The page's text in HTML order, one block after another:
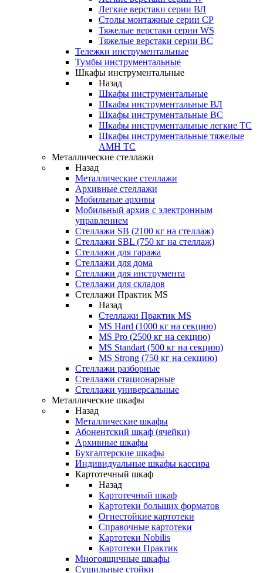
Легкие верстаки серии ВЛ
Столы монтажные серии СР
Тяжелые верстаки серии WS
Тяжелые верстаки серии ВС
Тележки инструментальные
Тумбы инструментальные
Шкафы инструментальные
Назад
Шкафы инструментальные
Шкафы инструментальные ВЛ
Шкафы инструментальные ВС
Шкафы инструментальные легкие ТС
Шкафы инструментальные тяжелые
AMH TC
Металлические стеллажи
Назад
Металлические стеллажи
Архивные стеллажи
Мобильные архивы
Мобильный архив с электронным
управлением
Стеллажи SB (2100 кг на стеллаж)
Стеллажи SBL (750 кг на стеллаж)
Стеллажи для гаража
Стеллажи для дома
Стеллажи для инструмента
Стеллажи для складов
Стеллажи Практик MS
Назад
Стеллажи Практик MS
MS Hard (1000 кг на секцию)
MS Pro (2500 кг на секцию)
MS Standart (500 кг на секцию)
MS Strong (750 кг на секцию)
Стеллажи разборные
Стеллажи стационарные
Стеллажи универсальные
Металлические шкафы
Назад
Металлические шкафы
Абонентский шкаф (ячейки)
Архивные шкафы
Бухгалтерские шкафы
Индивидуальные шкафы кассира
Картотечный шкаф
Назад
Картотечный шкаф
Картотеки больших форматов
Огнестойкие картотеки
Справочные картотеки
Картотеки Nobilis
Картотеки Практик
Многоящичные шкафы
Сушильные стойки